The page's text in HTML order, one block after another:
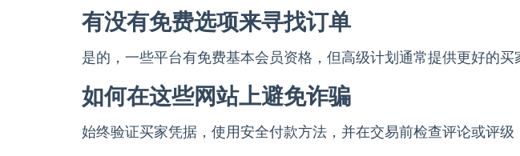
有没有免费选项来寻找订单
是的，一些平台有免费基本会员资格，但高级计划通常提供更好的买
如何在这些网站上避免诈骗
始终验证买家凭据，使用安全付款方法，并在交易前检查评论或评级